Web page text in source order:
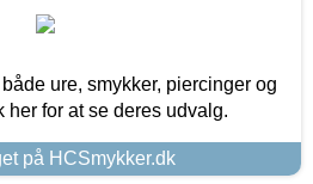
ure, smykker, piercinger og
for at se deres udvalg.
på HCSmykker.dk